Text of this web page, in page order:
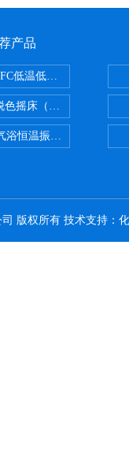
产品
低温低湿种子储藏柜
色摇床（三维运动）
浴恒温振荡器
版权所有 技术支持：